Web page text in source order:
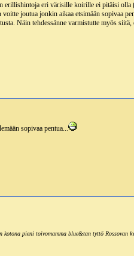
eri värisille koirille ei pitäisi olla
joutua jonkin aikaa etsimään sopivaa
Näin tehdessänne varmistutte myös
sopivaa pentua...
pieni toivomamma blue&tan tyttö Rossovan